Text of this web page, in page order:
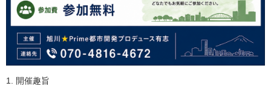
1. 開催趣旨